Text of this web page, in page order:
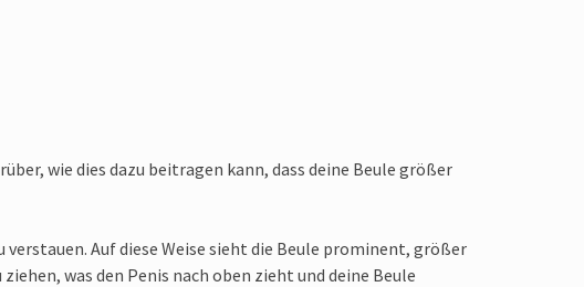
wie dies dazu beitragen kann, dass deine Beule größer
Auf diese Weise sieht die Beule prominent, größer
was den Penis nach oben zieht und deine Beule